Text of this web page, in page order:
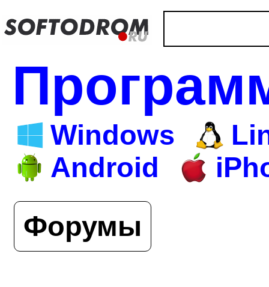
Windows
Android
Форумы